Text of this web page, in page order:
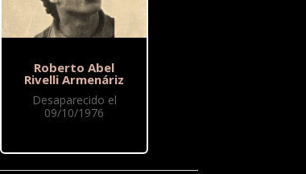
Roberto Abel
Rivelli Armenáriz
Desaparecido el
09/10/1976